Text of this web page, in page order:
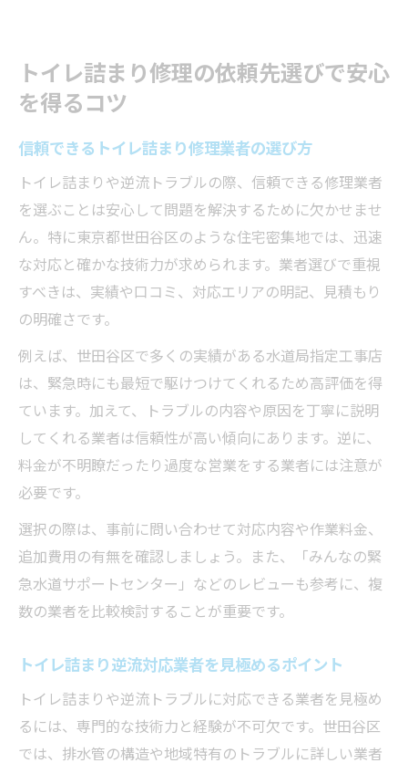
トイレ詰まり修理の依頼先選びで安心
を得るコツ
信頼できるトイレ詰まり修理業者の選び方
トイレ詰まりや逆流トラブルの際、信頼できる修理業者
を選ぶことは安心して問題を解決するために欠かせませ
ん。特に東京都世田谷区のような住宅密集地では、迅速
な対応と確かな技術力が求められます。業者選びで重視
すべきは、実績や口コミ、対応エリアの明記、見積もり
の明確さです。
例えば、世田谷区で多くの実績がある水道局指定工事店
は、緊急時にも最短で駆けつけてくれるため高評価を得
ています。加えて、トラブルの内容や原因を丁寧に説明
してくれる業者は信頼性が高い傾向にあります。逆に、
料金が不明瞭だったり過度な営業をする業者には注意が
必要です。
選択の際は、事前に問い合わせて対応内容や作業料金、
追加費用の有無を確認しましょう。また、「みんなの緊
急水道サポートセンター」などのレビューも参考に、複
数の業者を比較検討することが重要です。
トイレ詰まり逆流対応業者を見極めるポイント
トイレ詰まりや逆流トラブルに対応できる業者を見極め
るには、専門的な技術力と経験が不可欠です。世田谷区
では、排水管の構造や地域特有のトラブルに詳しい業者